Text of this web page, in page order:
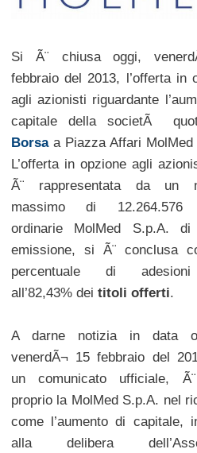
Si Ã¨ chiusa oggi,
febbraio del 2013, l’offerta in
agli azionisti riguardante
capitale della societÃ
Borsaa Piazza Affari MolMed
L’offerta in opzione agli
Ã¨ rappresentata da un
massimo di 12.264.576
ordinarie MolMed S.p.A. di
emissione, si Ã¨ conclusa
percentuale di
all’82,43% dei titoli offerti.
A darne notizia in data
venerdÃ¬ 15 febbraio del
un comunicato ufficiale,
proprio la MolMed S.p.A. nel
come l’aumento di capitale,
alla delibera